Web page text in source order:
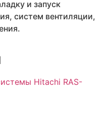
и запуск
систем вентиляции,